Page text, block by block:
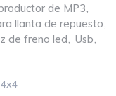
de MP3,
llanta de repuesto,
de freno led, Usb,
4x4